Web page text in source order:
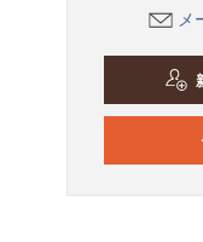
メ